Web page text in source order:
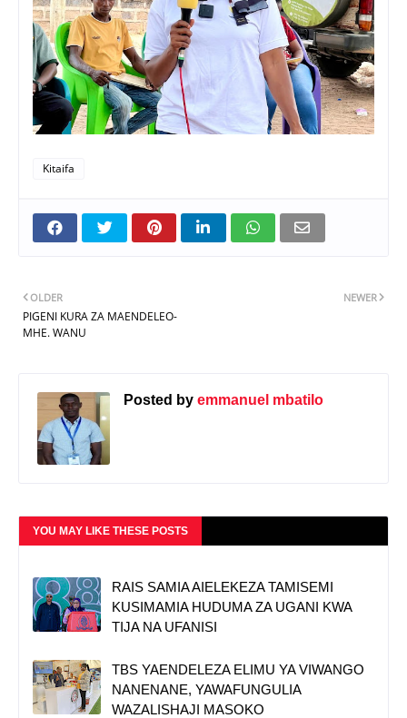
Kitaifa
NEWER
OLDER
PIGENI KURA ZA MAENDELEO-
MHE. WANU
Posted by emmanuel mbatilo
YOU MAY LIKE THESE POSTS
RAIS SAMIA AIELEKEZA TAMISEMI
KUSIMAMIA HUDUMA ZA UGANI KWA
TIJA NA UFANISI
TBS YAENDELEZA ELIMU YA VIWANGO
NANENANE, YAWAFUNGULIA
WAZALISHAJI MASOKO